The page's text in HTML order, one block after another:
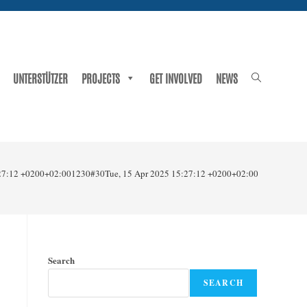
UNTERSTÜTZER PROJECTS GET INVOLVED NEWS Toggle
+0200+02:001230#30Tue, 15 Apr 2025 15:27:12 +0200+02:00-
Search
SEARCH